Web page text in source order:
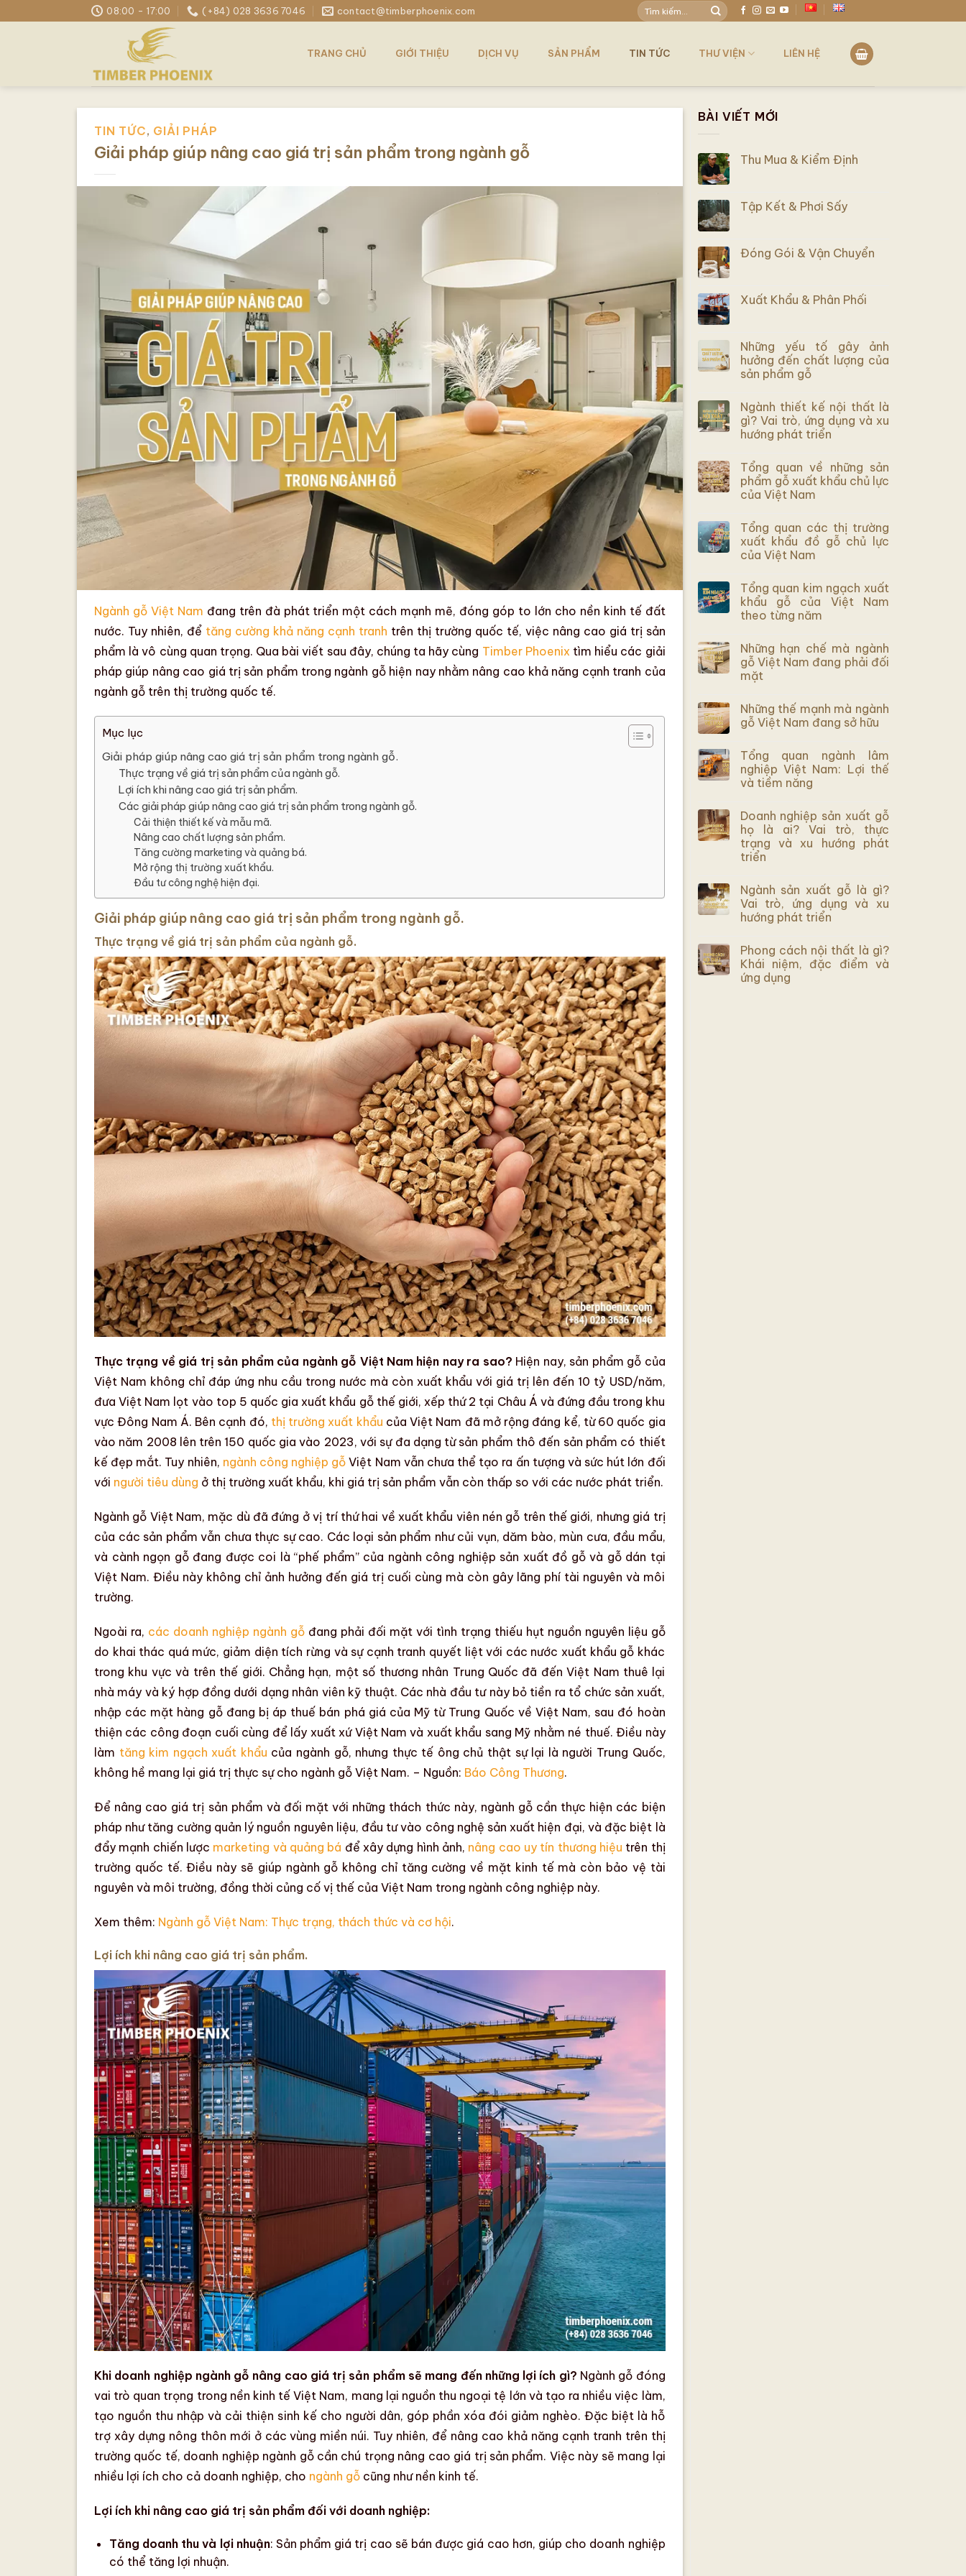
to
08:00 - 17:00 (+84) 028 3636 7046 contact@timberphoenix.com
Tìm
kiếm:
TRANG CHỦ GIỚI THIỆU DỊCH VỤ SẢN PHẨM TIN TỨC THƯ VIỆN LIÊN HỆ
TIN TỨC, GIẢI PHÁP
Giải pháp giúp nâng cao giá trị sản phẩm trong ngành gỗ
Ngành gỗ Việt Nam đang trên đà phát triển một cách mạnh mẽ, đóng góp to lớn cho nền kinh tế đất
nước. Tuy nhiên, để tăng cường khả năng cạnh tranh trên thị trường quốc tế, việc nâng cao giá trị sản
phẩm là vô cùng quan trọng. Qua bài viết sau đây, chúng ta hãy cùng Timber Phoenix tìm hiểu các giải
pháp giúp nâng cao giá trị sản phẩm trong ngành gỗ hiện naynhằm nâng cao khả năng cạnh tranh của
ngành gỗ trên thị trường quốc tế.
Mục lục
Giải pháp giúp nâng cao giá trị sản phẩm trong ngành gỗ.
Thực trạng về giá trị sản phẩm của ngành gỗ.
Lợi ích khi nâng cao giá trị sản phẩm.
Các giải pháp giúp nâng cao giá trị sản phẩm trong ngành gỗ.
Cải thiện thiết kế và mẫu mã.
Nâng cao chất lượng sản phẩm.
Tăng cường marketing và quảng bá.
Mở rộng thị trường xuất khẩu.
Đầu tư công nghệ hiện đại.
Giải pháp giúp nâng cao giá trị sản phẩm trong ngành gỗ.
Thực trạng về giá trị sản phẩm của ngành gỗ.
Thực trạng về giá trị sản phẩm của ngành gỗ Việt Nam hiện nay ra sao? Hiện nay, sản phẩm gỗ của
Việt Nam không chỉ đáp ứng nhu cầu trong nước mà còn xuất khẩu với giá trị lên đến 10 tỷ USD/năm,
đưa Việt Nam lọt vào top 5 quốc gia xuất khẩu gỗ thế giới, xếp thứ 2 tại Châu Á và đứng đầu trong khu
vực Đông Nam Á. Bên cạnh đó, thị trường xuất khẩu của Việt Nam đã mở rộng đáng kể, từ 60 quốc gia
vào năm 2008 lên trên 150 quốc gia vào 2023, với sự đa dạng từ sản phẩm thô đến sản phẩm có thiết
kế đẹp mắt. Tuy nhiên, ngành công nghiệp gỗ Việt Nam vẫn chưa thể tạo ra ấn tượng và sức hút lớn đối
với người tiêu dùng ở thị trường xuất khẩu, khi giá trị sản phẩm vẫn còn thấp so với các nước phát triển.
Ngành gỗ Việt Nam, mặc dù đã đứng ở vị trí thứ hai về xuất khẩu viên nén gỗ trên thế giới, nhưng giá trị
của các sản phẩm vẫn chưa thực sự cao. Các loại sản phẩm như củi vụn, dăm bào, mùn cưa, đầu mẩu,
và cành ngọn gỗ đang được coi là “phế phẩm” của ngành công nghiệp sản xuất đồ gỗvà gỗ dán tại
Việt Nam. Điều này không chỉ ảnh hưởng đến giá trị cuối cùng mà còn gây lãng phí tài nguyên và môi
trường.
Ngoài ra, các doanh nghiệp ngành gỗđang phải đối mặt với tình trạng thiếu hụt nguồn nguyên liệu gỗ
do khai thác quá mức, giảm diện tích rừng và sự cạnh tranh quyết liệt với các nước xuất khẩu gỗ khác
trong khu vực và trên thế giới. Chẳng hạn, một số thương nhân Trung Quốc đã đến Việt Nam thuê lại
nhà máy và ký hợp đồng dưới dạng nhân viên kỹ thuật. Các nhà đầu tư này bỏ tiền ra tổ chức sản xuất,
nhập các mặt hàng gỗ đang bị áp thuế bán phá giá của Mỹ từ Trung Quốc về Việt Nam, sau đó hoàn
thiện các công đoạn cuối cùng để lấy xuất xứ Việt Nam và xuất khẩu sang Mỹ nhằm né thuế. Điều này
làm tăng kim ngạch xuất khẩu của ngành gỗ, nhưng thực tế ông chủ thật sự lại là người Trung Quốc,
không hề mang lại giá trị thực sự cho ngành gỗ Việt Nam. – Nguồn: Báo Công Thương.
Để nâng cao giá trị sản phẩm và đối mặt với những thách thức này, ngành gỗcần thực hiện các biện
pháp như tăng cường quản lý nguồn nguyên liệu, đầu tư vào công nghệ sản xuất hiện đại, và đặc biệt là
đẩy mạnh chiến lược marketing và quảng bá để xây dựng hình ảnh, nâng cao uy tín thương hiệu trên thị
trường quốc tế. Điều này sẽ giúp ngành gỗ không chỉ tăng cường về mặt kinh tế mà còn bảo vệ tài
nguyên và môi trường, đồng thời củng cố vị thế của Việt Nam trong ngành công nghiệp này.
Xem thêm: Ngành gỗ Việt Nam: Thực trạng, thách thức và cơ hội.
Lợi ích khi nâng cao giá trị sản phẩm.
Khi doanh nghiệp ngành gỗ nâng cao giá trị sản phẩm sẽ mang đến những lợi ích gì? Ngành gỗ đóng
vai trò quan trọng trong nền kinh tế Việt Nam, mang lại nguồn thu ngoại tệ lớn và tạo ra nhiều việc làm,
tạo nguồn thu nhập và cải thiện sinh kế cho người dân, góp phần xóa đói giảm nghèo. Đặc biệt là hỗ
trợ xây dựng nông thôn mới ở các vùng miền núi. Tuy nhiên, để nâng cao khả năng cạnh tranh trên thị
trường quốc tế, doanh nghiệp ngành gỗcần chú trọng nâng cao giá trị sản phẩm. Việc này sẽ mang lại
nhiều lợi ích cho cả doanh nghiệp, cho ngành gỗ cũng như nền kinh tế.
Lợi ích khi nâng cao giá trị sản phẩm đối với doanh nghiệp:
Tăng doanh thu và lợi nhuận: Sản phẩm giá trị cao sẽ bán được giá cao hơn, giúp cho doanh nghiệp
có thể tăng lợi nhuận.
BÀI VIẾT MỚI
Thu Mua & Kiểm Định
Tập Kết & Phơi Sấy
Đóng Gói & Vận Chuyển
Xuất Khẩu & Phân Phối
Những yếu tố gây ảnh
hưởng đến chất lượng của
sản phẩm gỗ
Ngành thiết kế nội thất là
gì? Vai trò, ứng dụng và xu
hướng phát triển
Tổng quan về những sản
phẩm gỗ xuất khẩu chủ lực
của Việt Nam
Tổng quan các thị trường
xuất khẩu đồ gỗ chủ lực
của Việt Nam
Tổng quan kim ngạch xuất
khẩu gỗ của Việt Nam
theo từng năm
Những hạn chế mà ngành
gỗ Việt Nam đang phải đối
mặt
Những thế mạnh mà ngành
gỗ Việt Nam đang sở hữu
Tổng quan ngành lâm
nghiệp Việt Nam: Lợi thế
và tiềm năng
Doanh nghiệp sản xuất gỗ
họ là ai? Vai trò, thực
trạng và xu hướng phát
triển
Ngành sản xuất gỗ là gì?
Vai trò, ứng dụng và xu
hướng phát triển
Phong cách nội thất là gì?
Khái niệm, đặc điểm và
ứng dụng